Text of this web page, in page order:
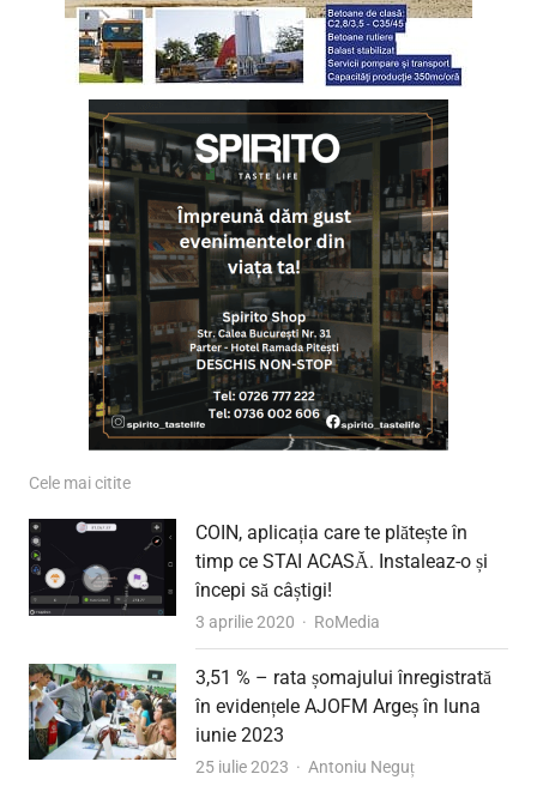
Cele mai citite
COIN, aplicația care te plătește în
timp ce STAI ACASĂ. Instaleaz-o și
începi să câștigi!
3 aprilie 2020 Author
RoMedia
3,51 % – rata șomajului înregistrată
în evidențele AJOFM Argeș în luna
iunie 2023
25 iulie 2023 Author
Antoniu Neguț